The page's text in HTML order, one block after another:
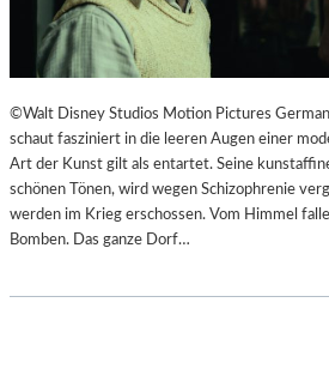
©Walt Disney Studios Motion Pictures
schaut fasziniert in die leeren Augen einer
Art der Kunst gilt als entartet. Seine
schönen Tönen, wird wegen Schizophrenie
werden im Krieg erschossen. Vom Himmel
Bomben. Das ganze Dorf…